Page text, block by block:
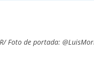
Foto de portada: